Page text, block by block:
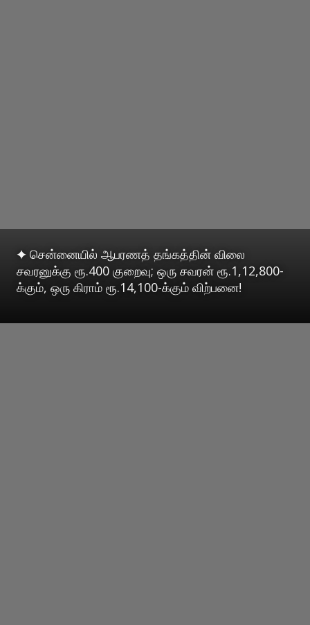
✦ சென்னையில் ஆபரணத் தங்கத்தின் விலை
சவரனுக்கு ரூ.400 குறைவு; ஒரு சவரன் ரூ.1,12,800-
க்கும், ஒரு கிராம் ரூ.14,100-க்கும் விற்பனை!